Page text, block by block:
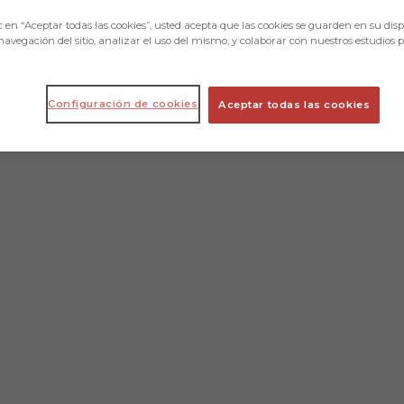
“Aceptar todas las cookies”, usted acepta que las cookies se guarden en su
del sitio, analizar el uso del mismo, y colaborar con nuestros estudios
Aceptar todas las cookies
Configuración de cookies